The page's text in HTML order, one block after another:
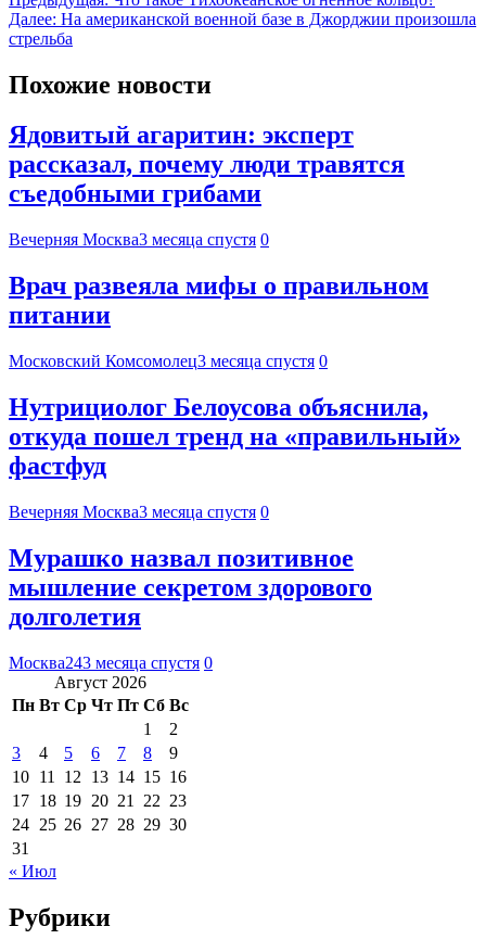
Далее: На американской военной базе в Джорджии произошла
стрельба
Похожие новости
Ядовитый агаритин: эксперт
рассказал, почему люди травятся
съедобными грибами
Вечерняя Москва3 месяца спустя 0
Врач развеяла мифы о правильном
питании
Московский Комсомолец3 месяца спустя 0
Нутрициолог Белоусова объяснила,
откуда пошел тренд на «правильный»
фастфуд
Вечерняя Москва3 месяца спустя 0
Мурашко назвал позитивное
мышление секретом здорового
долголетия
Москва243 месяца спустя 0
Август 2026
Пн Вт Ср Чт Пт Сб Вс
1
2
3
4 5 6 7 8
9
10 11 12 13 14 15 16
17 18 19 20 21 22 23
24 25 26 27 28 29 30
31
« Июл
Рубрики